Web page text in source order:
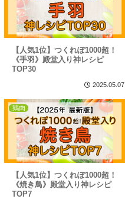
【人気1位】つくれぽ1000超！
《手羽》殿堂入り神レシピ
TOP30
2025.05.07
鶏肉
【人気1位】つくれぽ1000超！
《焼き鳥》殿堂入り神レシピ
TOP7